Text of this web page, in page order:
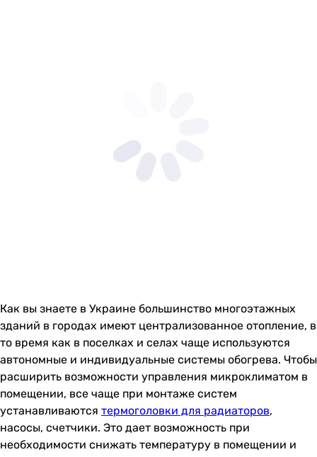
Как вы знаете в Украине большинство многоэтажных
зданий в городах имеют централизованное отопление, в
то время как в поселках и селах чаще используются
автономные и индивидуальные системы обогрева. Чтобы
расширить возможности управления микроклиматом в
помещении, все чаще при монтаже систем
устанавливаются термоголовки для радиаторов,
насосы, счетчики. Это дает возможность при
необходимости снижать температуру в помещении и